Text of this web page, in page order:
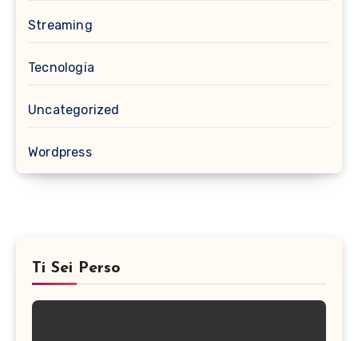
Streaming
Tecnologia
Uncategorized
Wordpress
Ti Sei Perso